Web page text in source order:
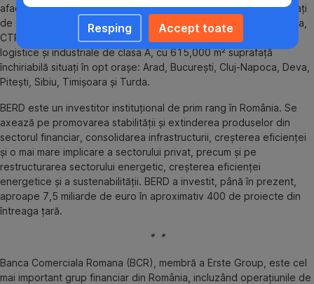
afaceri din Europa Centrală, cu peste 3.9 milioane de metri pătrați
de spații de clasa A în peste 60 de puncte strategice. În România,
CTP este cel mai mare dezvoltator și administrator de spații
logistice și industriale de clasa A, cu 615,000 m² suprafață
închiriabilă situați în opt orașe: Arad, București, Cluj-Napoca, Deva,
Pitești, Sibiu, Timișoara și Turda.
BERD este un investitor instituțional de prim rang în România. Se
axează pe promovarea stabilității și extinderea produselor din
sectorul financiar, consolidarea infrastructurii, creșterea eficienței
și o mai mare implicare a sectorului privat, precum și pe
restructurarea sectorului energetic, creșterea eficienței
energetice și a sustenabilității. BERD a investit, până în prezent,
aproape 7,5 miliarde de euro în aproximativ 400 de proiecte din
întreaga țară.
* *
Banca Comerciala Romana (BCR), membră a Erste Group, este cel
mai important grup financiar din România, incluzând operaţiunile de
Resping Accept toate